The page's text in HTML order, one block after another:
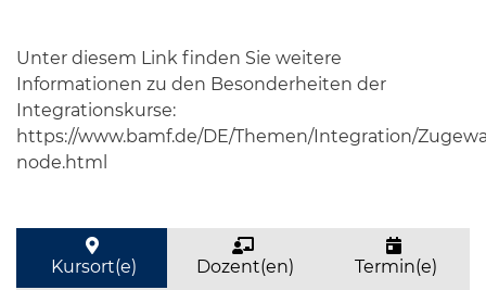
Unter diesem Link finden Sie weitere
Informationen zu den Besonderheiten der
Integrationskurse:
https://www.bamf.de/DE/Themen/Integration/
node.html
Kursort(e) Dozent(en) Termin(e)